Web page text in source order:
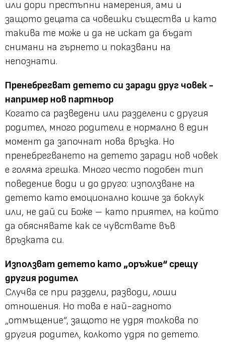
или дори престъпни намерения, ами и
защото децата са човешки същества и като
такива те може и да не искат да бъдат
снимани на гърнето и показвани на
непознати.
Пренебрегват детето си заради друг човек -
например нов партньор
Когато са разведени или разделени с другия
родител, много родители е нормално в един
момент да започнат нова връзка. Но
пренебрегването на детето заради нов човек
е голяма грешка. Много често подобен тип
поведение води и до друго: използване на
детето като емоционално кошче за боклук
или, не дай си Боже – като приятел, на който
да обяснявате как се чувствате във
връзката си.
Използват детето като „оръжие“ срещу
другия родител
Случва се при раздели, разводи, лоши
отношения. Но това е най-гадното
„отмъщение“, защото не удря толкова по
другия родител, колкото удря по детето.